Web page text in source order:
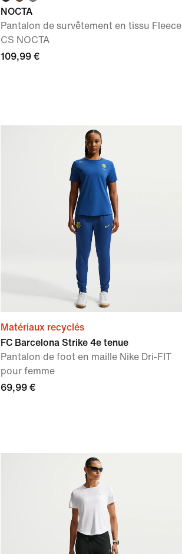
NOCTA
Pantalon de survêtement en tissu Fleece
CS NOCTA
109,99 €
Matériaux recyclés
FC Barcelona Strike 4e tenue
Pantalon de foot en maille Nike Dri-FIT
pour femme
69,99 €